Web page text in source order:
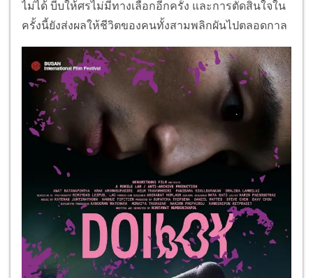
ไม่ได้ บีบให้ศรไม่มีทางเลือกอีกครั้ง และการตัดสินใจใน
ครั้งนี้ยังส่งผลให้ชีวิตของคนทั้งสามพลิกผันไปตลอดกาล